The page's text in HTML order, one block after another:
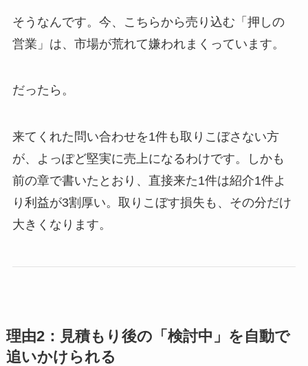
そうなんです。今、こちらから売り込む「押しの
営業」は、市場が荒れて嫌われまくっています。
だったら。
来てくれた問い合わせを1件も取りこぼさない方
が、よっぽど堅実に売上になるわけです。しかも
前の章で書いたとおり、直接来た1件は紹介1件よ
り利益が3割厚い。取りこぼす損失も、その分だけ
大きくなります。
理由2：見積もり後の「検討中」を自動で
追いかけられる